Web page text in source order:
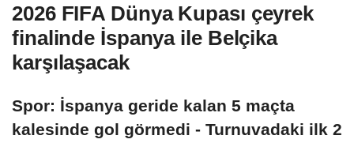
2026 FIFA Dünya Kupası çeyrek
finalinde İspanya ile Belçika
karşılaşacak
Spor: İspanya geride kalan 5 maçta
kalesinde gol görmedi - Turnuvadaki ilk 2